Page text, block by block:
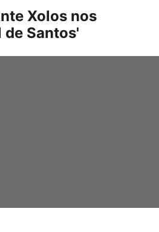
Xolos nos
de Santos'